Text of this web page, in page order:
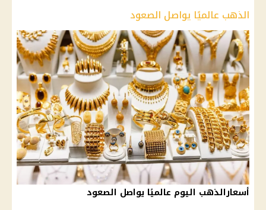
الذهب عالميًا يواصل الصعود
أسعارالذهب اليوم عالميًا يواصل الصعود